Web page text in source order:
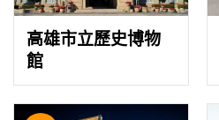
高雄市立歷史博物
館